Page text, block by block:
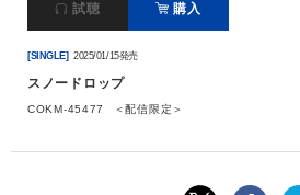
サイトマップ
お問い合わせ
試聴 購入
[SINGLE] 2025/01/15発売
スノードロップ
COKM-45477 ＜配信限定＞